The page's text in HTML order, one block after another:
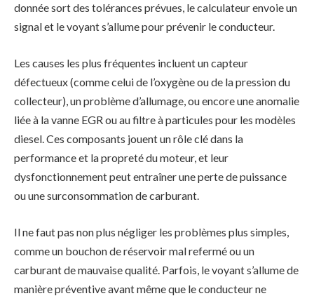
donnée sort des tolérances prévues, le calculateur envoie un
signal et le voyant s’allume pour prévenir le conducteur.
Les causes les plus fréquentes incluent un capteur
défectueux (comme celui de l’oxygène ou de la pression du
collecteur), un problème d’allumage, ou encore une anomalie
liée à la vanne EGR ou au filtre à particules pour les modèles
diesel. Ces composants jouent un rôle clé dans la
performance et la propreté du moteur, et leur
dysfonctionnement peut entraîner une perte de puissance
ou une surconsommation de carburant.
Il ne faut pas non plus négliger les problèmes plus simples,
comme un bouchon de réservoir mal refermé ou un
carburant de mauvaise qualité. Parfois, le voyant s’allume de
manière préventive avant même que le conducteur ne